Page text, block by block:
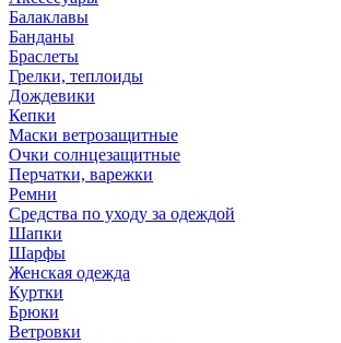
Балаклавы
Банданы
Браслеты
Грелки, теплоиды
Дождевики
Кепки
Маски ветрозащитные
Очки солнцезащитные
Перчатки, варежки
Ремни
Средства по уходу за одеждой
Шапки
Шарфы
Женская одежда
Куртки
Брюки
Ветровки